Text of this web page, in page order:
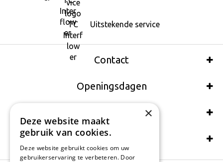
Uitstekende service
Contact
Openingsdagen
Wij accepteren ook:
Schrijf een recensie
×
Deze website maakt
gebruik van cookies.
Deze website gebruikt cookies om uw
gebruikerservaring te verbeteren. Door